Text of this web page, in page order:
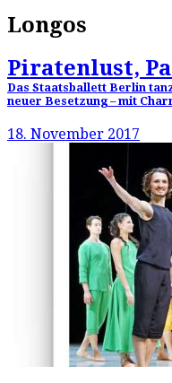
Longos
Piratenlust,
Das Staatsballett Berlin
neuer Besetzung – mit
18. November 2017